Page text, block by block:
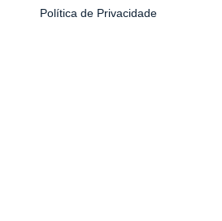
Política de Privacidade